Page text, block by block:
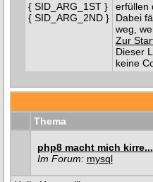
{ SID_ARG_1ST }
{ SID_ARG_2ND }
erfüllen
Dabei
weg,
Zur
Dieser
keine
Thema
php8 macht mich kirre...
Im Forum: mysql